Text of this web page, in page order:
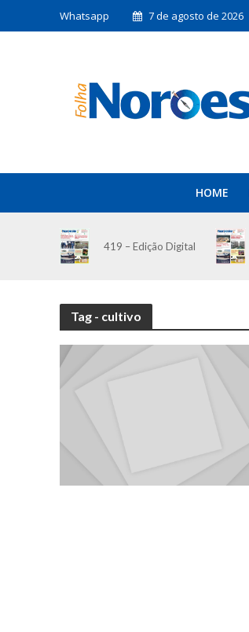
Whatsapp 7 de agosto de 2026
HOME
419 – Edição Digital
Tag - cultivo